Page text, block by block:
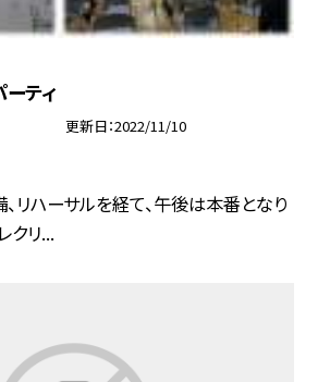
ーティ
更新日 2022/11/10
リハーサルを経て、午後は本番となり
クリ...